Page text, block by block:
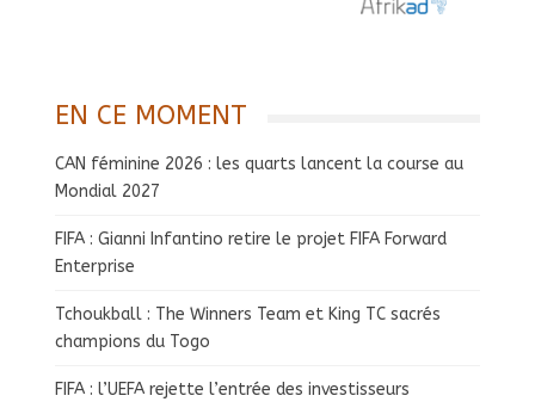
EN CE MOMENT
CAN féminine 2026 : les quarts lancent la course au
Mondial 2027
FIFA : Gianni Infantino retire le projet FIFA Forward
Enterprise
Tchoukball : The Winners Team et King TC sacrés
champions du Togo
FIFA : l’UEFA rejette l’entrée des investisseurs